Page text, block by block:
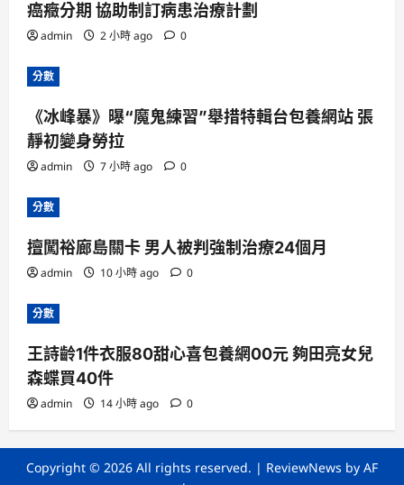
癌癥分期 協助制訂病患治療計劃
admin 2 小時 ago 0
分數
《冰峰暴》曝“魔鬼練習”舉措特輯台包養網站 張
靜初變身勞拉
admin 7 小時 ago 0
分數
擅闖裕廊島關卡 男人被判強制治療24個月
admin 10 小時 ago 0
分數
王詩齡1件衣服80甜心喜包養網00元 夠田亮女兒
森蝶買40件
admin 14 小時 ago 0
Copyright © 2026 All rights reserved. | ReviewNews by AF